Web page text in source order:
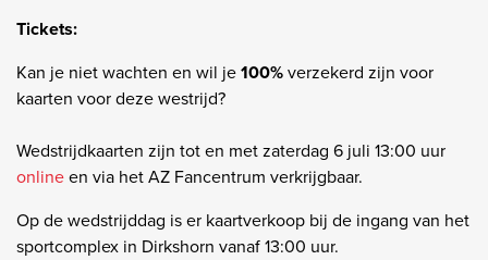
Tickets:
Kan je niet wachten en wil je100%verzekerd zijn voor
kaarten voor deze westrijd?
Wedstrijdkaarten zijn tot en met zaterdag 6 juli 13:00 uur
onlineen via het AZ Fancentrum verkrijgbaar.
Op de wedstrijddag is er kaartverkoop bij de ingang van het
sportcomplex in Dirkshorn vanaf 13:00 uur.